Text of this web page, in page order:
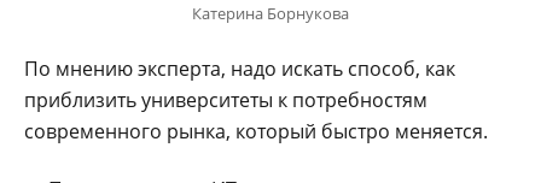
Катерина Борнукова
По мнению эксперта, надо искать способ, как
приблизить университеты к потребностям
современного рынка, который быстро меняется.